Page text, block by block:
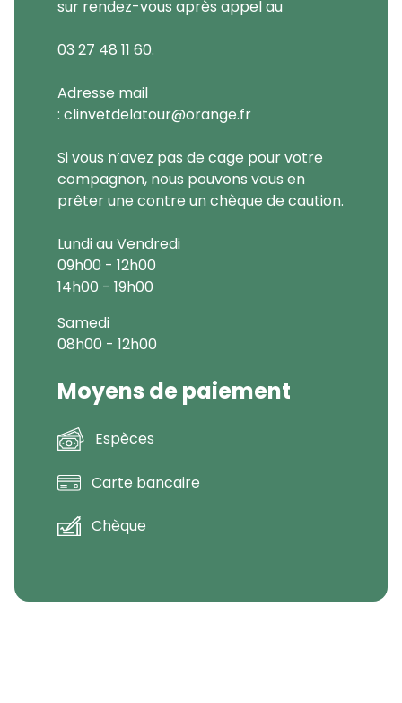
sur rendez-vous après appel au
03 27 48 11 60.
Adresse mail
: clinvetdelatour@orange.fr
Si vous n’avez pas de cage pour votre
compagnon, nous pouvons vous en
prêter une contre un chèque de caution.
Lundi au Vendredi
09h00 - 12h00
14h00 - 19h00
Samedi
08h00 - 12h00
Moyens de paiement
Espèces
Carte bancaire
Chèque